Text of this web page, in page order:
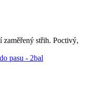
zaměřený střih. Poctivý,